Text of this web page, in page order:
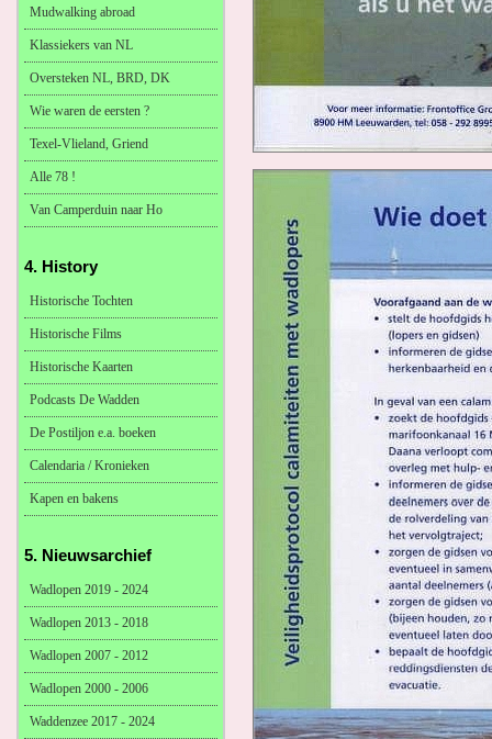
Mudwalking abroad
Klassiekers van NL
Oversteken NL, BRD, DK
Wie waren de eersten ?
Texel-Vlieland, Griend
Alle 78 !
Van Camperduin naar Ho
4. History
Historische Tochten
Historische Films
Historische Kaarten
Podcasts De Wadden
De Postiljon e.a. boeken
Calendaria / Kronieken
Kapen en bakens
5. Nieuwsarchief
Wadlopen 2019 - 2024
Wadlopen 2013 - 2018
Wadlopen 2007 - 2012
Wadlopen 2000 - 2006
Waddenzee 2017 - 2024